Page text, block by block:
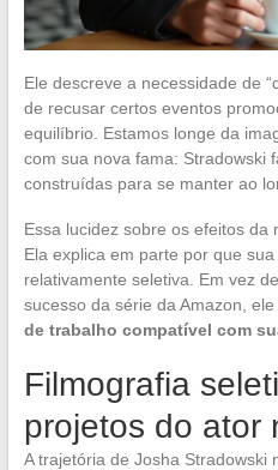
Ele descreve a necessidade de
de recusar certos eventos
equilíbrio. Estamos longe da
com sua nova fama: Stradowski
construídas para se manter ao
Essa lucidez sobre os efeitos da
Ela explica em parte por que
relativamente seletiva. Em vez
sucesso da série da Amazon,
de trabalho compatível com
Filmografia
projetos do ator
A trajetória de Josha Stradowski